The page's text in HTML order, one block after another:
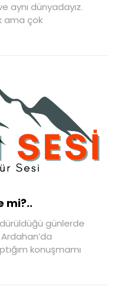
aynı dünyadayız.
ama çok
mi?..
günlerde
konuşmamı